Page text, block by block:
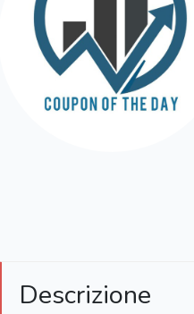
Descrizione